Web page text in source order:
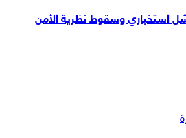
استخباري وسقوط نظرية الأمن